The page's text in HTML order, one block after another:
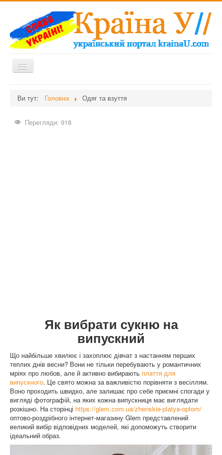
Перемикач
навігації
Здоров'я
Ви тут: Головна Одяг та взуття
Перегляди: 918
Як вибрати сукню на
випускний
Що найбільше хвилює і захоплює дівчат з настанням перших
теплих днів весни? Вони не тільки перебувають у романтичних
мріях про любов, але й активно вибирають плаття для
випускного. Це свято можна за важливістю порівняти з весіллям.
Воно проходить швидко, але залишає про себе приємні спогади у
вигляді фотографій, на яких кожна випускниця має виглядати
розкішно. На сторінці https://glem.com.ua/zhenskie-platya-optom/
оптово-роздрібного інтернет-магазину Glem представлений
великий вибір відповідних моделей, які допоможуть створити
ідеальний образ.